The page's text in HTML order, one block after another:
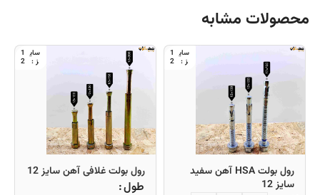
محصولات مشابه
1
2
رول بولت HSA آهن سفید
سایز 12
1
2
رول بولت غلافی آهن سایز 12
طول